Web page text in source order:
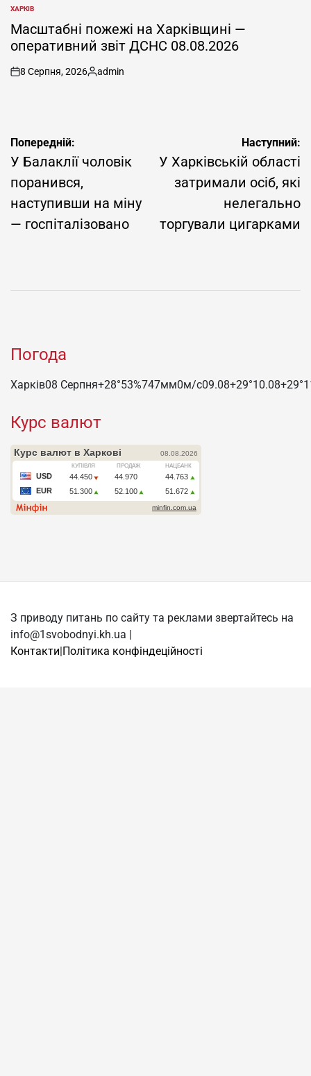
ОПУБЛІКУВАТИ
У
ХАРКІВ
Масштабні пожежі на Харківщині —
оперативний звіт ДСНС 08.08.2026
on
8 Серпня, 2026
Опубліковано
admin
Навігація
записів
Попередній:
У Балаклії чоловік
поранився,
наступивши на міну
— госпіталізовано
Наступний:
У Харківській області
затримали осіб, які
нелегально
торгували цигарками
Погода
Харків08 Серпня+28°53%747мм0м/c09.08+29°10.08+29°
Курс валют
З приводу питань по сайту та реклами звертайтесь на
info@1svobodnyi.kh.ua |
Контакти|Політика конфіндеційності